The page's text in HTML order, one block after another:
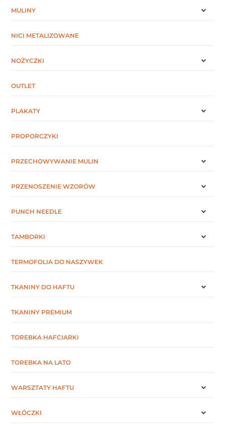
MULINY
NICI METALIZOWANE
NOŻYCZKI
OUTLET
PLAKATY
PROPORCZYKI
PRZECHOWYWANIE MULIN
PRZENOSZENIE WZORÓW
PUNCH NEEDLE
TAMBORKI
TERMOFOLIA DO NASZYWEK
TKANINY DO HAFTU
TKANINY PREMIUM
TOREBKA HAFCIARKI
TOREBKA NA LATO
WARSZTATY HAFTU
WŁÓCZKI